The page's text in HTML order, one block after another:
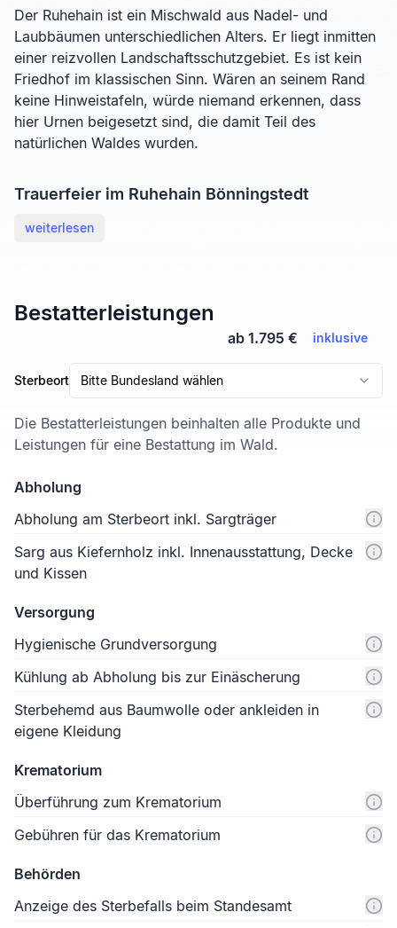
Der Ruhehain ist ein Mischwald aus Nadel- und
Laubbäumen unterschiedlichen Alters. Er liegt inmitten
einer reizvollen Landschaftsschutzgebiet. Es ist kein
Friedhof im klassischen Sinn. Wären an seinem Rand
keine Hinweistafeln, würde niemand erkennen, dass
hier Urnen beigesetzt sind, die damit Teil des
natürlichen Waldes wurden.
Trauerfeier im Ruhehain Bönningstedt
weiterlesen
Bestatterleistungen
ab 1.795 € inklusive
Sterbeort Bitte Bundesland wählen
Die Bestatterleistungen beinhalten alle Produkte und
Leistungen für eine Bestattung im Wald.
Abholung
Abholung am Sterbeort inkl. Sargträger
Sarg aus Kiefernholz inkl. Innenausstattung, Decke
und Kissen
Versorgung
Hygienische Grundversorgung
Kühlung ab Abholung bis zur Einäscherung
Sterbehemd aus Baumwolle oder ankleiden in
eigene Kleidung
Krematorium
Überführung zum Krematorium
Gebühren für das Krematorium
Behörden
Anzeige des Sterbefalls beim Standesamt